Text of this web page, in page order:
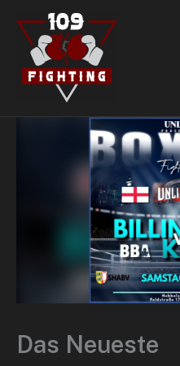
Inhalt
springen
Das Neueste